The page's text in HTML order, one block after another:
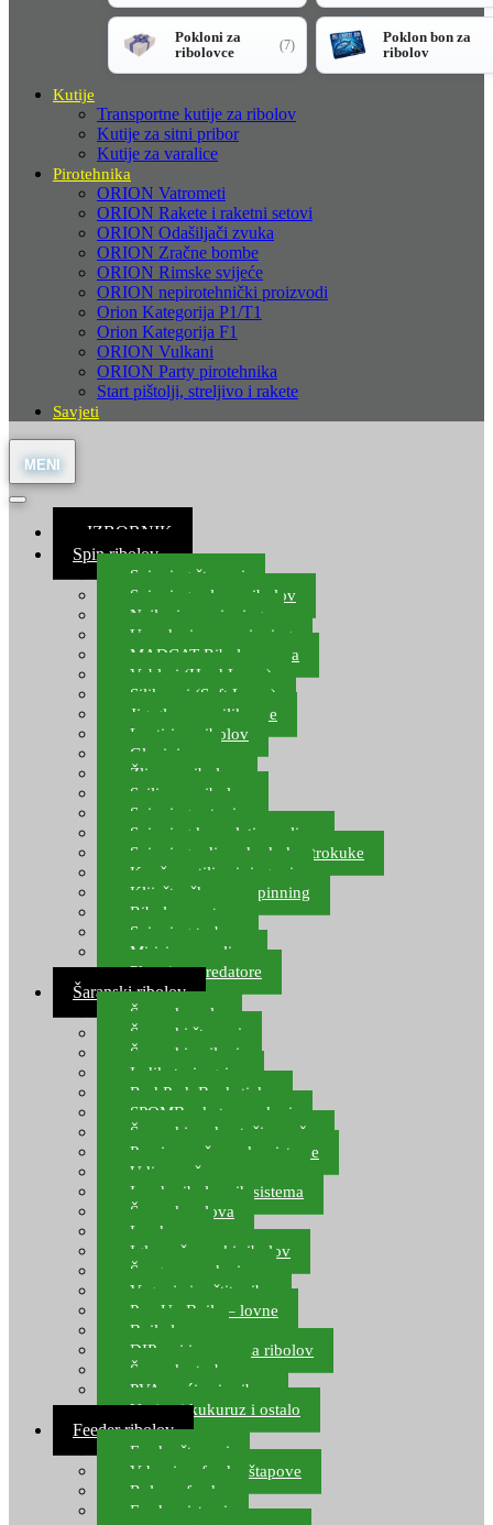
Pokloni za
ribolovce
(7)
Poklon bon za
ribolov
Kutije
Transportne kutije za ribolov
Kutije za sitni pribor
Kutije za varalice
Pirotehnika
ORION Vatrometi
ORION Rakete i raketni setovi
ORION Odašiljači zvuka
ORION Zračne bombe
ORION Rimske svijeće
ORION nepirotehnički proizvodi
Orion Kategorija P1/T1
Orion Kategorija F1
ORION Vulkani
ORION Party pirotehnika
Start pištolji, streljivo i rakete
Savjeti
≡ IZBORNIK
Spin ribolov
Spinning štapovi
Spinning role za ribolov
Najloni za spinning
Upredenice za spinning
MADCAT Ribolov soma
Vobleri (Hard Lures)
Silikonci (Soft Lures)
Jig glave za silikonce
Leptiri za ribolov
Glavinjare
Žlice za ribolov
Sajlice za ribolov
Spinning setovi
Spinning kompleti varalica
Spinning udice, dvokuke, trokuke
Kopče, vrtilice i ringovi
Kliješta, škare za spinning
Ribolov pastrve
Spinning torbe
Mirisi za varalice
Plovci za predatore
Šaranski ribolov
Šaranske role
Šaranski štapovi
Šaranski najloni
Indikatori ugriza
Rod Pod, Banksticks
SPOMB rakete, markeri
Šaranski podmetači, mreže
Pernice za šaranske sisteme
Udice za šarana, amura
Izrada ribolovnih sistema
Šaranska olova
Leadcore
Igle za šaranski ribolov
Špage, upredenice
Vaganje i zaštita ribe
Pop Up Boile – lovne
Boile lovne
DIP-ovi i arome za ribolov
Šaranske torbe
PVA vrećice i pribor
Umjetni kukuruz i ostalo
Feeder ribolov
Feeder štapovi
Vrhovi za feeder štapove
Role za feeder
Feeder sistemi